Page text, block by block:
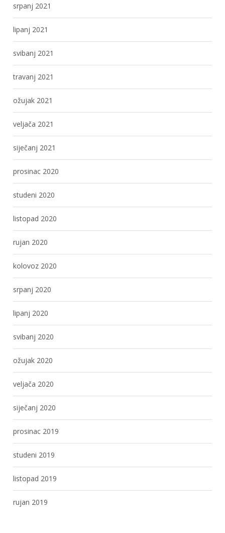
srpanj 2021
lipanj 2021
svibanj 2021
travanj 2021
ožujak 2021
veljača 2021
siječanj 2021
prosinac 2020
studeni 2020
listopad 2020
rujan 2020
kolovoz 2020
srpanj 2020
lipanj 2020
svibanj 2020
ožujak 2020
veljača 2020
siječanj 2020
prosinac 2019
studeni 2019
listopad 2019
rujan 2019